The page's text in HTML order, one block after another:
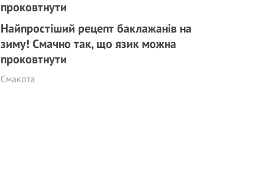
Найпростіший рецепт баклажанів на
зиму! Смачно так, що язик можна
проковтнути
Смакота